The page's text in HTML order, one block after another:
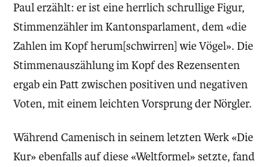
Paul erzählt: er ist eine herrlich schrullige Figur,
Stimmenzähler im Kantonsparlament, dem «die
Zahlen im Kopf herum[schwirren] wie Vögel». Die
Stimmenauszählung im Kopf des Rezensenten
ergab ein Patt zwischen positiven und negativen
Voten, mit einem leichten Vorsprung der Nörgler.
Während Camenisch in seinem letzten Werk «Die
Kur» ebenfalls auf diese «Weltformel» setzte, fand